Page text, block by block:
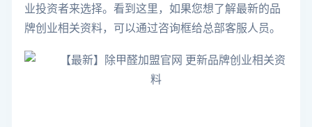
业投资者来选择。看到这里，如果您想了解最新的品
牌创业相关资料，可以通过咨询框给总部客服人员。